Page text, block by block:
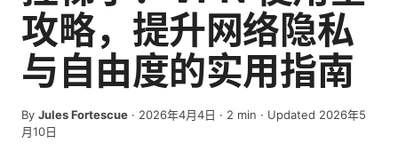
攻略，提升网络隐私
与自由度的实用指南
By Jules Fortescue · 2026年4月4日 · 2 min · Updated 2026年5
月10日